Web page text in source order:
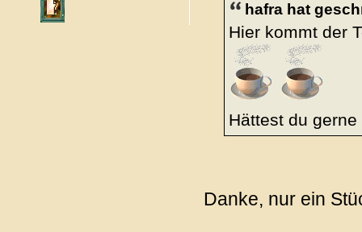
hafra hat
Hier kommt der
Hättest du
Danke, nur ein